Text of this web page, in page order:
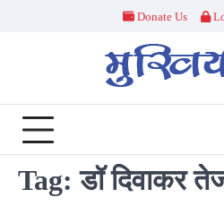
Donate Us
Tag:डॉ दिवाकर